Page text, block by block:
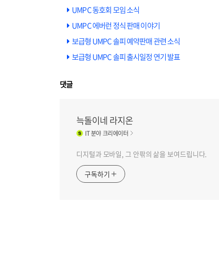
UMPC 동호회 모임 소식
UMPC 에버런 정식 판매 이야기
보급형 UMPC 솔피 예약판매 관련 소식
보급형 UMPC 솔피 출시일정 연기 발표
댓글
늑돌이네 라지온
IT분야 크리에이터
디지털과 모바일, 그 안팎의 삶을 보여드립니다.
구독하기